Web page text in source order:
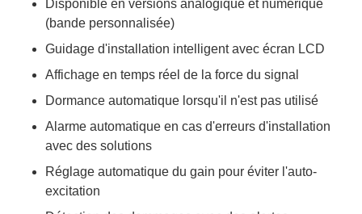
Disponible en versions analogique et numérique
(bande personnalisée)
Guidage d'installation intelligent avec écran LCD
Affichage en temps réel de la force du signal
Dormance automatique lorsqu'il n'est pas utilisé
Alarme automatique en cas d'erreurs d'installation
avec des solutions
Réglage automatique du gain pour éviter l'auto-
excitation